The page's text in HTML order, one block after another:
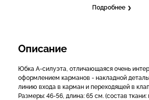
Подробнее
Описание
Юбка А-силуэта, отличающаяся очень
оформлением карманов - накладной
линию входа в карман и переходящей в
Размеры: 46-56, длина: 65 см. (состав ткани: